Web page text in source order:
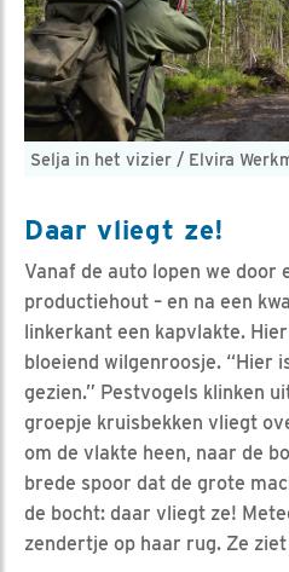
Selja in het vizier / Elvira
Daar vliegt ze!
Vanaf de auto lopen we door
productiehout – en na een
linkerkant een kapvlakte.
bloeiend wilgenroosje. “Hier
gezien.” Pestvogels klinken
groepje kruisbekken vliegt
om de vlakte heen, naar de
brede spoor dat de grote
de bocht: daar vliegt ze!
zendertje op haar rug. Ze